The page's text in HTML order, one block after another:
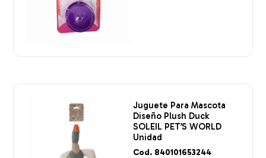
Juguete Para Mascota
Diseño Plush Duck
SOLEIL PET’S WORLD
Unidad
Cod. 840101653244